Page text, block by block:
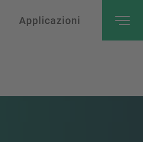
Applicazioni